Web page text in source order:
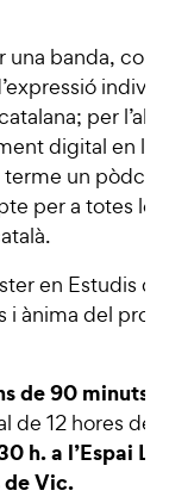
una banda,
per
digital en les
un
per a totes les
en Estudis de
i ànima del
de 90 minuts
de 12 hores de
h. a l’Espai
Vic.